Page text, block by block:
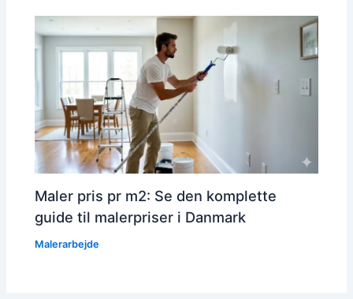
Maler pris pr m2: Se den komplette
guide til malerpriser i Danmark
Malerarbejde